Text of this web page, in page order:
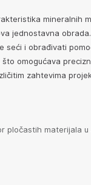
mineralnih
jednostavna
seći i obrađivati
omogućava
zahtevima
pločastih materijala u